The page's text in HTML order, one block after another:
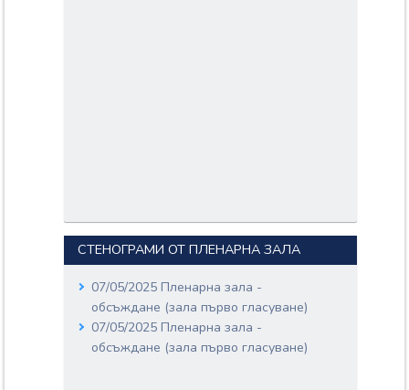
СТЕНОГРАМИ ОТ ПЛЕНАРНА ЗАЛА
07/05/2025 Пленарна зала -
обсъждане (зала първо гласуване)
07/05/2025 Пленарна зала -
обсъждане (зала първо гласуване)